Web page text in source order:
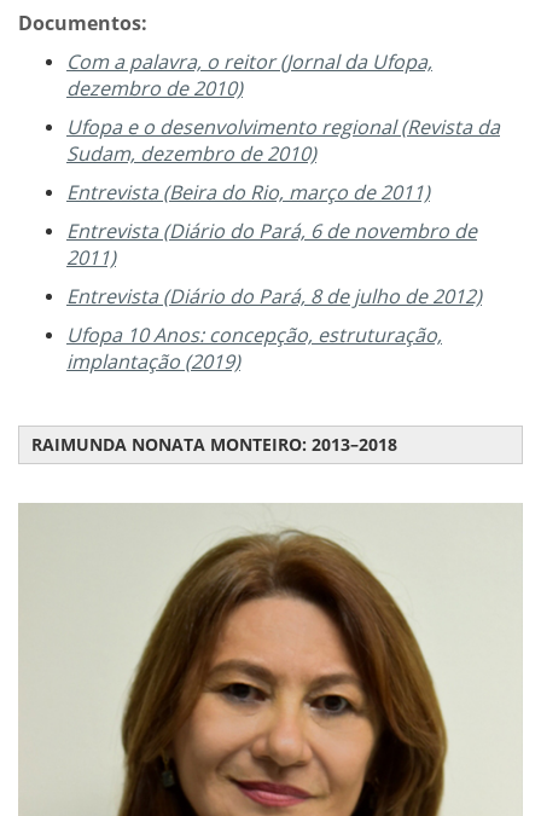
Documentos:
Com a palavra, o reitor (Jornal da Ufopa,
dezembro de 2010)
Ufopa e o desenvolvimento regional (Revista da
Sudam, dezembro de 2010)
Entrevista (Beira do Rio, março de 2011)
Entrevista (Diário do Pará, 6 de novembro de
2011)
Entrevista (Diário do Pará, 8 de julho de 2012)
Ufopa 10 Anos: concepção, estruturação,
implantação (2019)
RAIMUNDA NONATA MONTEIRO: 2013–2018